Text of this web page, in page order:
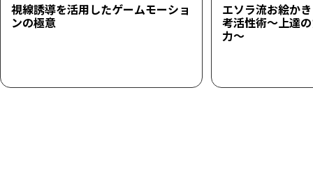
視線誘導を活用したゲームモーショ
ンの極意
エソラ流お絵か
考活性術～上達
力～